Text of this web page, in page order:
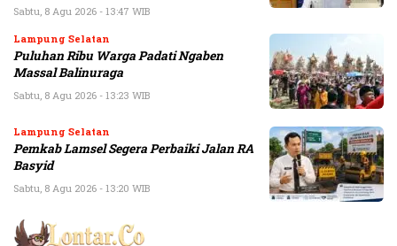
Sabtu, 8 Agu 2026 - 13:47 WIB
Lampung Selatan
Puluhan Ribu Warga Padati Ngaben
Massal Balinuraga
Sabtu, 8 Agu 2026 - 13:23 WIB
Lampung Selatan
Pemkab Lamsel Segera Perbaiki Jalan RA
Basyid
Sabtu, 8 Agu 2026 - 13:20 WIB